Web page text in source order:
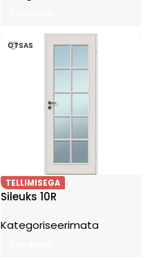
OTSAS
TELLIMISEGA
Sileuks 10R
Kategoriseerimata